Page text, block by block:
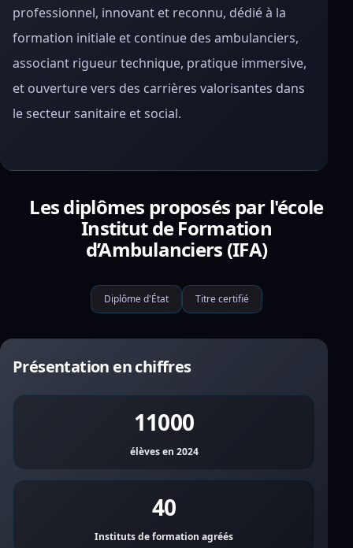
professionnel, innovant et reconnu, dédié à la
formation initiale et continue des ambulanciers,
associant rigueur technique, pratique immersive,
et ouverture vers des carrières valorisantes dans
le secteur sanitaire et social.
Les diplômes proposés par l'école
Institut de Formation
d’Ambulanciers (IFA)
Diplôme d'État Titre certifié
Présentation en chiffres
11000
élèves en 2024
40
Instituts de formation agréés